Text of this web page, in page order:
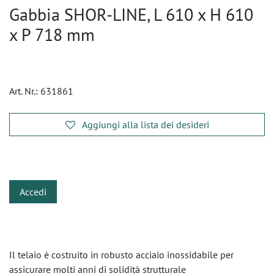
Gabbia SHOR-LINE, L 610 x H 610
x P 718 mm
Art. Nr.: 631861
Aggiungi alla lista dei desideri
Accedi
Il telaio è costruito in robusto acciaio inossidabile per
assicurare molti anni di solidità strutturale